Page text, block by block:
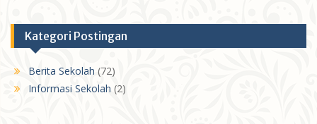
Kategori Postingan
Berita Sekolah (72)
Informasi Sekolah (2)